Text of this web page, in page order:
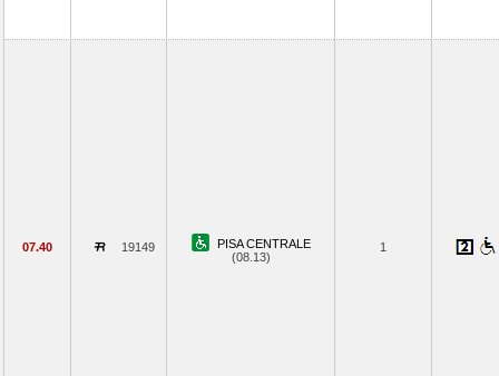
07.40 19149
PISA CENTRALE
(08.13)
1